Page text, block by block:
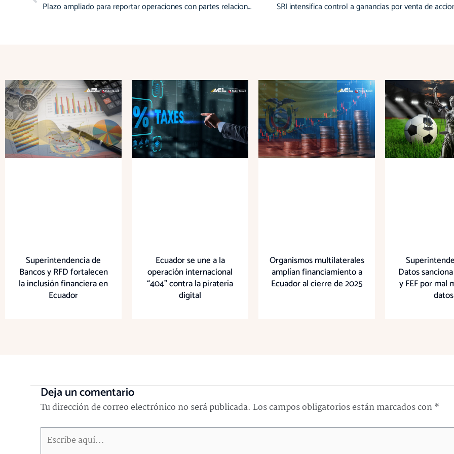
Plazo ampliado para reportar operaciones con partes relacionadas 2024 SRI intensifica control a ganancias por venta de
Superintendencia de
Bancos y RFD fortalecen
la inclusión financiera en
Ecuador
Ecuador se une a la
operación internacional
“404” contra la piratería
digital
Organismos multilaterales
amplían financiamiento a
Ecuador al cierre de 2025
Datos
y FEF por mal
datos
Deja un comentario
Tu dirección de correo electrónico no será publicada. Los campos obligatorios están marcados con*
Escribe